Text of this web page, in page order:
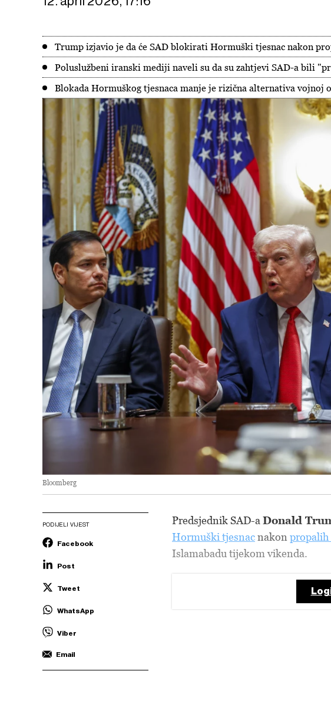
Trump izjavio je da će SAD blokirati Hormuški tjesnac nakon
Poluslužbeni iranski mediji naveli su da su zahtjevi SAD-a bili
Blokada Hormuškog tjesnaca manje je rizična alternativa vojnoj
Bloomberg
PODIJELI VIJEST
Facebook
Post
Tweet
WhatsApp
Viber
Email
Predsjednik SAD-a Donald
Hormuški tjesnacnakon propalih
Islamabadu tijekom vikenda.